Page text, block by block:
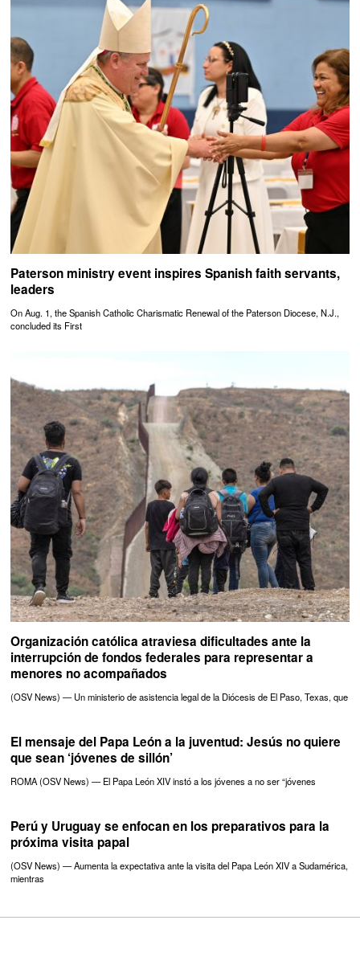
Paterson ministry event inspires Spanish faith servants,
leaders
On Aug. 1, the Spanish Catholic Charismatic Renewal of the Paterson Diocese, N.J.,
concluded its First
Organización católica atraviesa dificultades ante la
interrupción de fondos federales para representar a
menores no acompañados
(OSV News) — Un ministerio de asistencia legal de la Diócesis de El Paso, Texas, que
El mensaje del Papa León a la juventud: Jesús no quiere
que sean ‘jóvenes de sillón’
ROMA (OSV News) — El Papa León XIV instó a los jóvenes a no ser “jóvenes
Perú y Uruguay se enfocan en los preparativos para la
próxima visita papal
(OSV News) — Aumenta la expectativa ante la visita del Papa León XIV a Sudamérica,
mientras